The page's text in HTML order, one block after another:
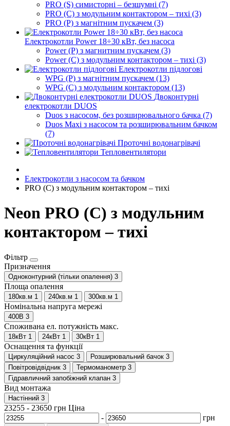
PRO (S) симисторні – безшумні (7)
PRO (C) з модульним контактором – тихі (3)
PRO (P) з магнітним пускачем (3)
Електрокотли Power 18÷30 кВт, без насоса
Power (P) з магнитним пускачем (3)
Power (C) з модульним контактором – тихі (3)
Електрокотли підлогові
WPG (P) з магнітним пускачем (13)
WPG (C) з модульним контактором (13)
Двоконтурні
електрокотли DUOS
Duos з насосом, без розширювального бачка (7)
Duos Maxi з насосом та розширювальним бачком
(7)
Проточні водонагрівачі
Тепловентилятори
Електрокотли з насосом та бачком
PRO (C) з модульним контактором – тихі
Neon PRO (C) з модульним
контактором – тихі
Фільтр
Призначення
Одноконтурний (тільки опалення) 3
Площа опалення
180кв.м 1 240кв.м 1 300кв.м 1
Номінальна напруга мережі
400В 3
Споживана ел. потужність макс.
18кВт 1 24кВт 1 30кВт 1
Оснащення та функції
Циркуляційний насос 3 Розширювальний бачок 3
Повітровідвідник 3 Термоманометр 3
Гідравличний запобіжний клапан 3
Вид монтажа
Настінний 3
23255 - 23650 грн Ціна
-
грн